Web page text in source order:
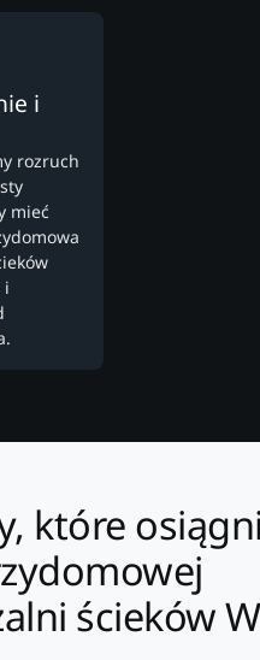
i
rozruch
mieć
i
które
ścieków